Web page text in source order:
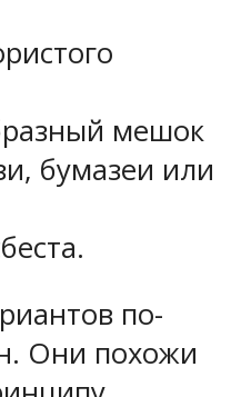
мешок
бумазеи или
по-
Они похожи